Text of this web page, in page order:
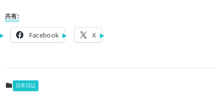
共有:
Facebook X
日常日記